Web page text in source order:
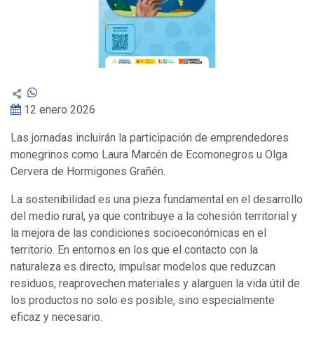
12 enero 2026
Las jornadas incluirán la participación de emprendedores
monegrinos como Laura Marcén de Ecomonegros u Olga
Cervera de Hormigones Grañén.
La sostenibilidad es una pieza fundamental en el desarrollo
del medio rural, ya que contribuye a la cohesión territorial y
la mejora de las condiciones socioeconómicas en el
territorio. En entornos en los que el contacto con la
naturaleza es directo, impulsar modelos que reduzcan
residuos, reaprovechen materiales y alarguen la vida útil de
los productos no solo es posible, sino especialmente
eficaz y necesario.